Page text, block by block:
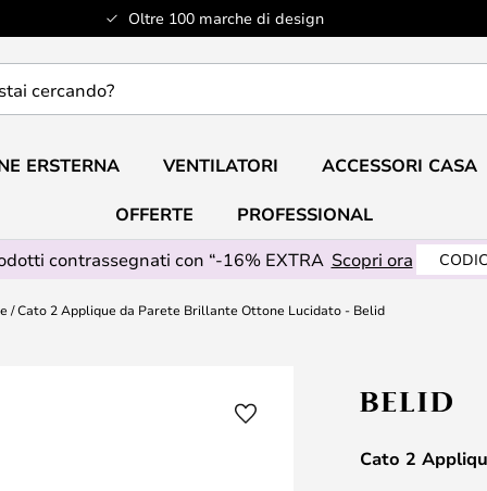
Oltre 100 marche di design
ERSTERNA VENTILATORI ACCESSORI CASA
OFFERTE
PROFESSIONAL
contrassegnati con “-16% EXTRA Scopri ora
Cato 2 Applique da Parete Brillante Ottone Lucidato - Belid
Cato 2